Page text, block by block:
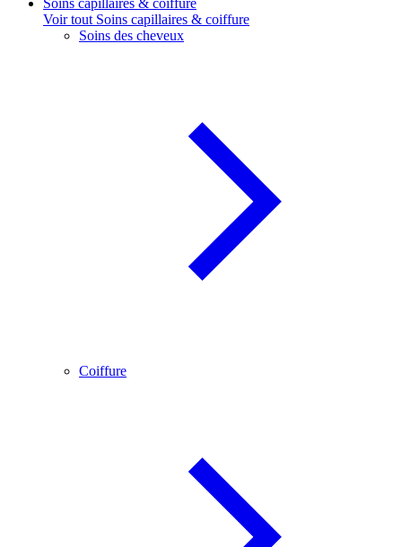
Soins capillaires & coiffure
Voir tout Soins capillaires & coiffure
Soins des cheveux
Coiffure